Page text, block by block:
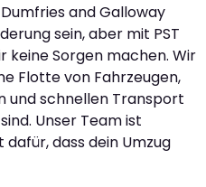
and Galloway
sein, aber mit PST
keine Sorgen machen. Wir
Flotte von Fahrzeugen,
und schnellen Transport
Unser Team ist
dass dein Umzug